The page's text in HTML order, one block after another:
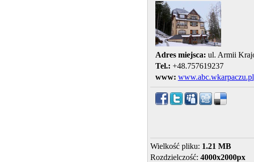
Adres miejsca: ul. Armii
Tel.: +48.757619237
www: www.abc.wkarpaczu.pl
Wielkość pliku: 1.21 MB
Rozdzielczość: 4000x2000px